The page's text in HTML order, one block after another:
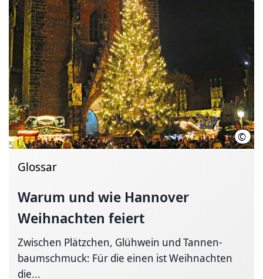
©
Glossar
Warum und wie Hannover
Weihnachten feiert
Zwischen Plätzchen, Glühwein und Tannen­
baum­schmuck: Für die einen ist Weihnachten
die...